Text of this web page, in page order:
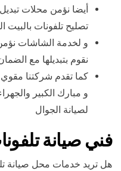
أيضا نؤمن محلات
تصليح تلفونات بالبيت
و لخدمة الشاشات
نقوم بتبديلها مع
كما تقدم شركتنا
و مبارك الكبير
لصيانة الجوال
فني صيانة
هل تريد خدمات محل صيانة